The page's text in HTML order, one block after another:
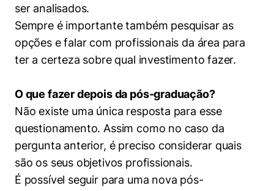
ser analisados.
Sempre é importante também pesquisar as
opções e falar com profissionais da área para
ter a certeza sobre qual investimento fazer.
O que fazer depois da pós-graduação?
Não existe uma única resposta para esse
questionamento. Assim como no caso da
pergunta anterior, é preciso considerar quais
são os seus objetivos profissionais.
É possível seguir para uma nova pós-